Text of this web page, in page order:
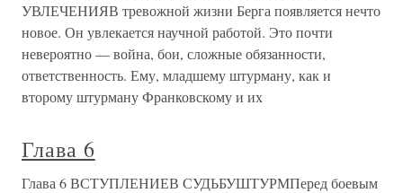
УВЛЕЧЕНИЯВ тревожной жизни Берга появляется нечто
новое. Он увлекается научной работой. Это почти
невероятно — война, бои, сложные обязанности,
ответственность. Ему, младшему штурману, как и
второму штурману Франковскому и их
Глава 6
Глава 6 ВСТУПЛЕНИЕВ СУДЬБУШТУРМПеред боевым